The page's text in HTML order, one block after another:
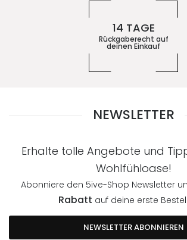
14 TAGE
Rückgaberecht auf
deinen Einkauf
NEWSLETTER
Erhalte tolle Angebote und
Wohlfühloase!
Abonniere den 5ive-Shop Newsletter
Rabatt auf deine erste
NEWSLETTER ABONNIEREN